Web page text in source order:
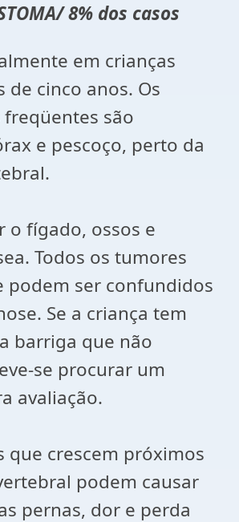
8% dos casos
em crianças
de cinco anos. Os
freqüentes são
e pescoço, perto da
o fígado, ossos e
Todos os tumores
podem ser confundidos
Se a criança tem
barriga que não
se procurar um
avaliação.
que crescem próximos
podem causar
pernas, dor e perda